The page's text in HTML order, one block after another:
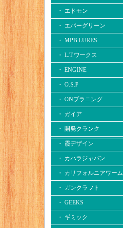
・ エドモン
・ エバーグリーン
・ MPB LURES
・ L.T.ワークス
・ ENGINE
・ O.S.P
・ ONプラニング
・ ガイア
・ 開発クランク
・ 霞デザイン
・ カハラジャパン
・ カリフォルニアワーム
・ ガンクラフト
・ GEEKS
・ ギミック